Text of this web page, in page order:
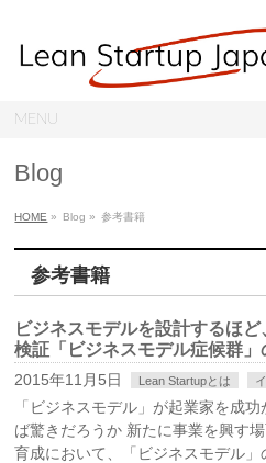
MENU
Blog
HOME » Blog » 参考書籍
参考書籍
ビジネスモデルを設計するほ
検証「ビジネスモデル症候群
2015年11月5日 Lean Startupとは
「ビジネスモデル」が起業家を成
ば驚きだろうか 新たに事業を興す
育成において、「ビジネスモデル」